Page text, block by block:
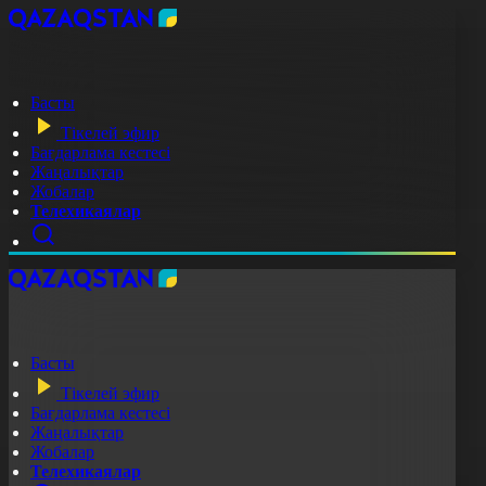
Басты
Тікелей эфир
Бағдарлама кестесі
Жаңалықтар
Жобалар
Телехикаялар
Басты
Тікелей эфир
Бағдарлама кестесі
Жаңалықтар
Жобалар
Телехикаялар